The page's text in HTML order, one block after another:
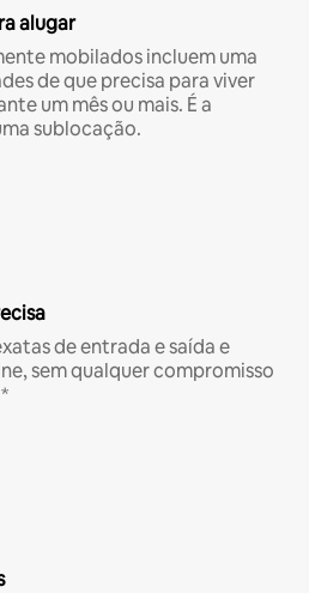
alugar
mobilados incluem uma
de que precisa para viver
um mês ou mais. É a
sublocação.
de entrada e saída e
sem qualquer compromisso